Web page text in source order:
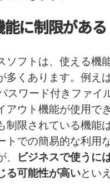
に制限がある
ソフトは、使える機
多くあります。例え
スワード付きファイ
アウト機能が使用でき
制限されている機能
トでの簡易的な利用
ビジネスで使うに
る可能性が高いとい